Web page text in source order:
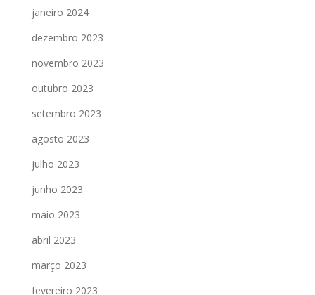
janeiro 2024
dezembro 2023
novembro 2023
outubro 2023
setembro 2023
agosto 2023
julho 2023
junho 2023
maio 2023
abril 2023
março 2023
fevereiro 2023